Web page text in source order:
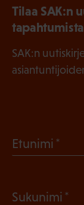
Tilaa SAK:n
tapahtumista
SAK:n
Etunimi
Sukunimi